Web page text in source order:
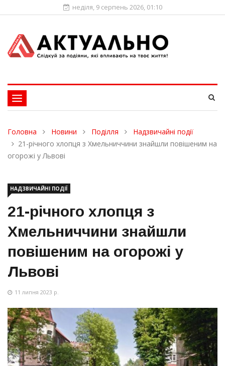
неділя, 9 серпень 2026, 01:10
Toggle
navigation
Головна Новини Поділля
Надзвичайні події
21-річного хлопця з Хмельниччини знайшли повішеним на
огорожі у Львові
НАДЗВИЧАЙНІ ПОДІЇ
21-річного хлопця з
Хмельниччини знайшли
повішеним на огорожі у
Львові
11 липня 2023 р.